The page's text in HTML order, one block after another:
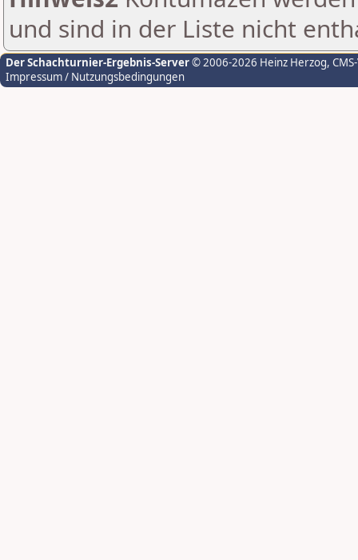
und sind in der Liste nicht
Der Schachturnier-Ergebnis-Server© 2006-2026 Heinz Herzog,
Impressum / Nutzungsbedingungen